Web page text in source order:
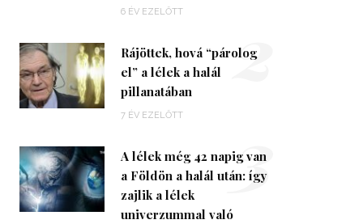
6 ÉV EZELŐTT
Rájöttek, hová “párolog
el” a lélek a halál
pillanatában
7 ÉV EZELŐTT
2
A lélek még 42 napig van
a Földön a halál után: így
zajlik a lélek
univerzummal való
3